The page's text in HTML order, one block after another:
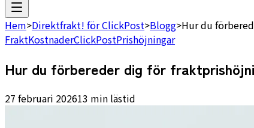
Hem>Direktfrakt! för ClickPost>Blogg>Hur du
FraktKostnaderClickPostPrishöjningar
Hur du förbereder dig för
27 februari 202613 min lästid